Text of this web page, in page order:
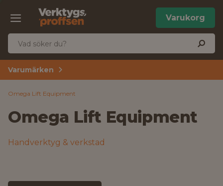
Varukorg
Varumärken
Omega Lift Equipment
Omega Lift Equipment
Handverktyg & verkstad